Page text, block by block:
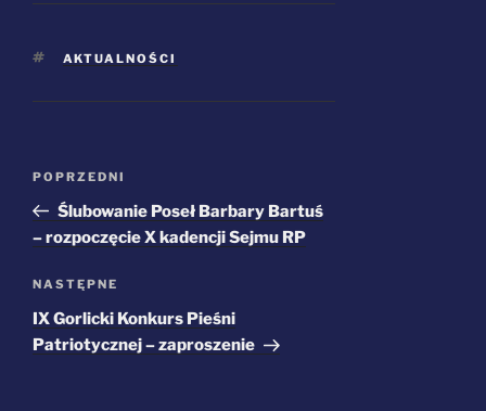
TAGI
AKTUALNOŚCI
Nawigacja
wpisu
Poprzedni
wpis
POPRZEDNI
Ślubowanie Poseł Barbary Bartuś
– rozpoczęcie X kadencji Sejmu RP
Następny
wpis
NASTĘPNE
IX Gorlicki Konkurs Pieśni
Patriotycznej – zaproszenie